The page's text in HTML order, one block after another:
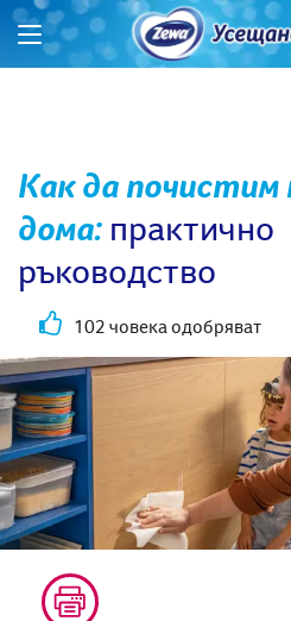
Как да
дома: практично
ръководство
102 човека одобряват